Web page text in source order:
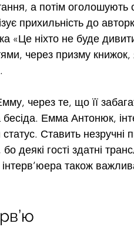
а потім оголошують
прихильність до
«Це ніхто не буде
через призму
через те, що її
Емма Антонюк,
Ставить незручні
деякі гості здатні
також